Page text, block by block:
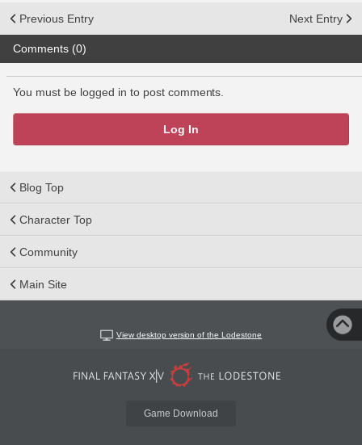
Previous Entry Next Entry
Comments (0)
You must be logged in to post comments.
Log In
Blog Top
Character Top
Community
Main Site
View desktop version of the Lodestone
Game Download